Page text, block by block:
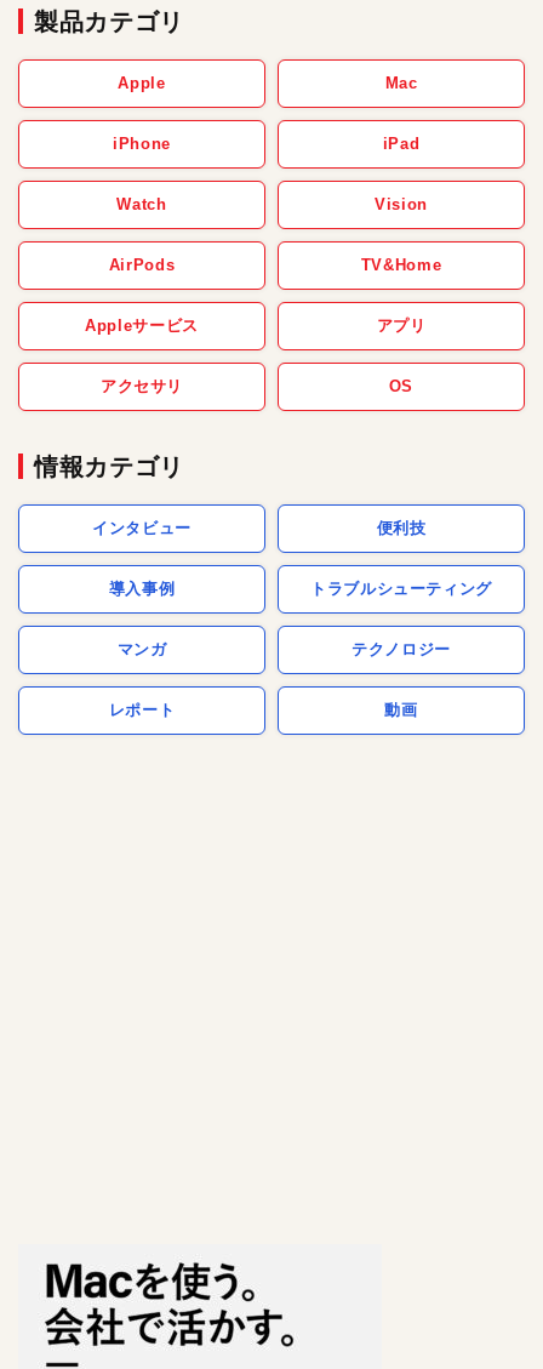
製品カテゴリ
Apple Mac
iPhone iPad
Watch Vision
AirPods TV&Home
Appleサービス アプリ
アクセサリ OS
情報カテゴリ
インタビュー 便利技
導入事例 トラブルシューティング
マンガ テクノロジー
レポート 動画